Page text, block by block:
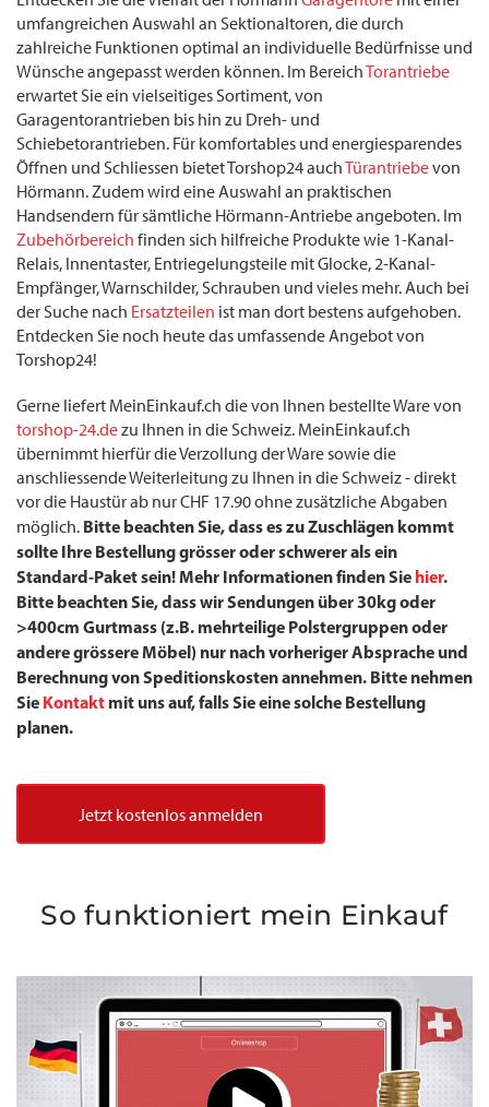
umfangreichen Auswahl an Sektionaltoren, die durch
zahlreiche Funktionen optimal an individuelle Bedürfnisse und
Wünsche angepasst werden können. Im BereichTorantriebe
erwartet Sie ein vielseitiges Sortiment, von
Garagentorantrieben bis hin zu Dreh- und
Schiebetorantrieben. Für komfortables und energiesparendes
Öffnen und Schliessen bietet Torshop24 auchTürantriebevon
Hörmann. Zudem wird eine Auswahl an praktischen
Handsendern für sämtliche Hörmann-Antriebe angeboten. Im
Zubehörbereich finden sich hilfreiche Produkte wie 1-Kanal-
Relais, Innentaster, Entriegelungsteile mit Glocke, 2-Kanal-
Empfänger, Warnschilder, Schrauben und vieles mehr. Auch bei
der Suche nach Ersatzteilen ist man dort bestens aufgehoben.
Entdecken Sie noch heute das umfassende Angebot von
Torshop24!
Gerne liefert MeinEinkauf.ch die von Ihnen bestellte Ware von
torshop-24.dezu Ihnen in die Schweiz. MeinEinkauf.ch
übernimmt hierfür die Verzollung der Ware sowie die
anschliessende Weiterleitung zu Ihnen in die Schweiz - direkt
vor die Haustür ab nur CHF 17.90 ohne zusätzliche Abgaben
möglich. Bitte beachten Sie, dass es zu Zuschlägen kommt
sollte Ihre Bestellung grösser oder schwerer als ein
Standard-Paket sein! Mehr Informationen finden Sie hier.
Bitte beachten Sie, dass wir Sendungen über 30kg oder
>400cm Gurtmass (z.B. mehrteilige Polstergruppen oder
andere grössere Möbel) nur nach vorheriger Absprache und
Berechnung von Speditionskosten annehmen. Bitte nehmen
Sie Kontakt mit uns auf, falls Sie eine solche Bestellung
planen.
Jetzt kostenlos anmelden
So funktioniert mein Einkauf